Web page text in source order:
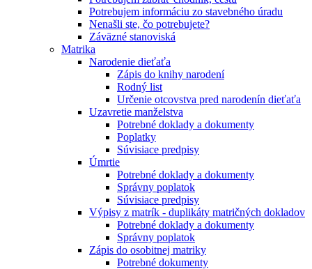
Potrebujem informáciu zo stavebného úradu
Nenašli ste, čo potrebujete?
Záväzné stanoviská
Matrika
Narodenie dieťaťa
Zápis do knihy narodení
Rodný list
Určenie otcovstva pred narodenín dieťaťa
Uzavretie manželstva
Potrebné doklady a dokumenty
Poplatky
Súvisiace predpisy
Úmrtie
Potrebné doklady a dokumenty
Správny poplatok
Súvisiace predpisy
Výpisy z matrík - duplikáty matričných dokladov
Potrebné doklady a dokumenty
Správny poplatok
Zápis do osobitnej matriky
Potrebné dokumenty